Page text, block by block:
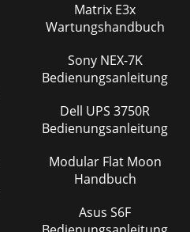
Matrix E3x
Wartungshandbuch
Sony NEX-7K
Bedienungsanleitung
Dell UPS 3750R
Bedienungsanleitung
Modular Flat Moon
Handbuch
Asus S6F